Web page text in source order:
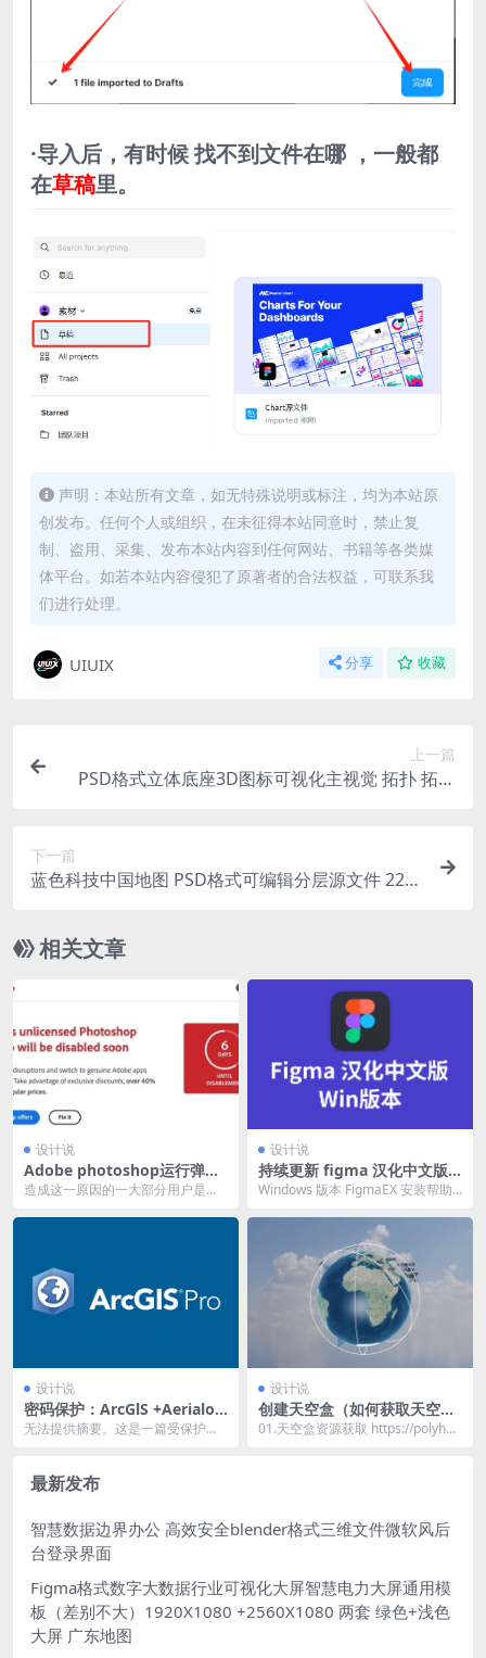
·导入后，有时候 找不到文件在哪 ，一般都
在草稿里。
声明：本站所有文章，如无特殊说明或标注，均为本站原
创发布。任何个人或组织，在未征得本站同意时，禁止复
制、盗用、采集、发布本站内容到任何网站、书籍等各类媒
体平台。如若本站内容侵犯了原著者的合法权益，可联系我
们进行处理。
UIUIX 分享 收藏
上一篇
PSD格式立体底座3D图标可视化主视觉 拓扑 拓扑
下一篇
蓝色科技中国地图 PSD格式可编辑分层源文件 220
相关文章
设计说
Adobe photoshop运行弹窗
This non-genuine Adobe a
办法
造成这一原因的一大部分用户是在
因为Adobe此时...
设计说
持续更新 figma 汉化中文版
win版本桌面端 客户端
Windows 版本 FigmaEX 安装帮助
设计说
密码保护：ArcGlS +Aerialod
三维地图获取高程高清地形图
无法提供摘要。这是一篇受保护的
设计说
创建天空盒（如何获取天空盒
资源）three.sj三维天空盒子
01.天空盒资源获取 https://polyhav
最新发布
智慧数据边界办公 高效安全blender格式三维文件微软风后
台登录界面
Figma格式数字大数据行业可视化大屏智慧电力大屏通用模
板（差别不大）1920X1080 +2560X1080 两套 绿色+浅色
大屏 广东地图